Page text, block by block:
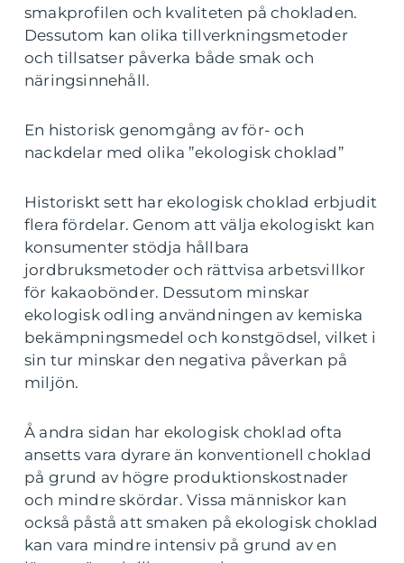
smakprofilen och kvaliteten på chokladen.
Dessutom kan olika tillverkningsmetoder
och tillsatser påverka både smak och
näringsinnehåll.
En historisk genomgång av för- och
nackdelar med olika ”ekologisk choklad”
Historiskt sett har ekologisk choklad erbjudit
flera fördelar. Genom att välja ekologiskt kan
konsumenter stödja hållbara
jordbruksmetoder och rättvisa arbetsvillkor
för kakaobönder. Dessutom minskar
ekologisk odling användningen av kemiska
bekämpningsmedel och konstgödsel, vilket i
sin tur minskar den negativa påverkan på
miljön.
Å andra sidan har ekologisk choklad ofta
ansetts vara dyrare än konventionell choklad
på grund av högre produktionskostnader
och mindre skördar. Vissa människor kan
också påstå att smaken på ekologisk choklad
kan vara mindre intensiv på grund av en